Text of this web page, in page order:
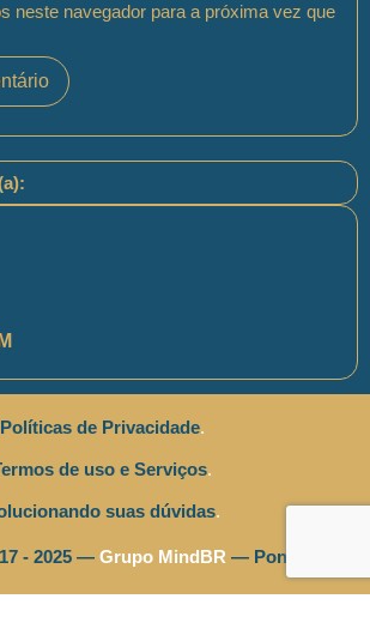
neste navegador para a próxima vez que
Políticas de Privacidade.
de uso e Serviços.
suas dúvidas.
- 2025 — Grupo MindBR — PontoPM